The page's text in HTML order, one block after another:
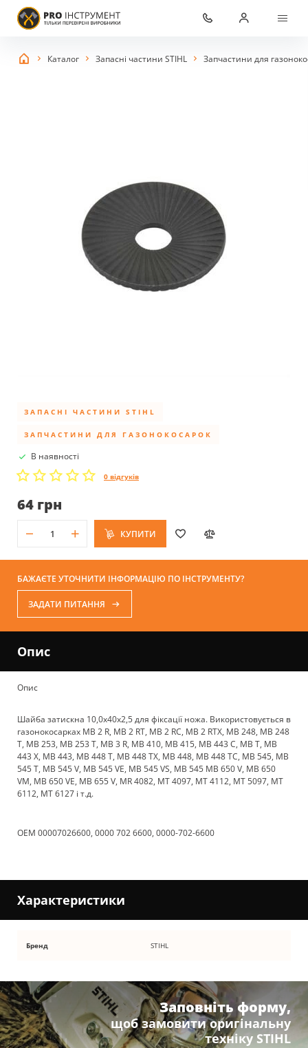
Каталог Запасні частини STIHL Запчастини для
ЗАПАСНІ ЧАСТИНИ STIHL
ЗАПЧАСТИНИ ДЛЯ ГАЗОНОКОСАРОК
В наявності
0 відгуків
64 грн
КУПИТИ
БАЖАЄТЕ УТОЧНИТИ ІНФОРМАЦІЮ ПО ІНСТРУМЕНТУ?
ЗАДАТИ ПИТАННЯ
Опис
Опис
Шайба затискна 10,0x40x2,5 для фіксації ножа. Використовується в
газонокосарках MB 2 R, MB 2 RT, MB 2 RC, MB 2 RTX, MB 248, MB 248
T, MB 253, MB 253 T, MB 3 R, MB 410, MB 415, MB 443 C, MB T, MB
443 X, MB 443, MB 448 T, MB 448 TX, MB 448, MB 448 TC, MB 545, MB
545 T, MB 545 V, MB 545 VE, MB 545 VS, MB 545 MB 650 V, MB 650
VM, MB 650 VE, MB 655 V, MR 4082, MT 4097, MT 4112, MT 5097, MT
6112, MT 6127 і т.д.
OEM 00007026600, 0000 702 6600, 0000-702-6600
Характеристики
Бренд STIHL
Заповніть форму,
щоб замовити оригінальну
техніку STIHL